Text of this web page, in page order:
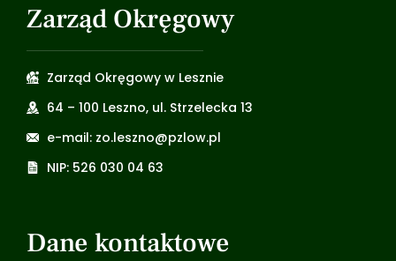
Zarząd Okręgowy
Zarząd Okręgowy w Lesznie
64 – 100 Leszno, ul. Strzelecka 13
e-mail: zo.leszno@pzlow.pl
NIP: 526 030 04 63
Dane kontaktowe